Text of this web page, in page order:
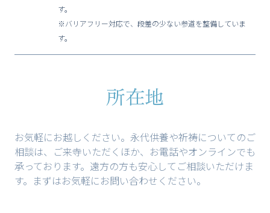
す。
※バリアフリー対応で、段差の少ない参道を整備していま
す。
所在地
お気軽にお越しください。永代供養や祈祷についてのご
相談は、ご来寺いただくほか、お電話やオンラインでも
承っております。遠方の方も安心してご相談いただけま
す。まずはお気軽にお問い合わせください。